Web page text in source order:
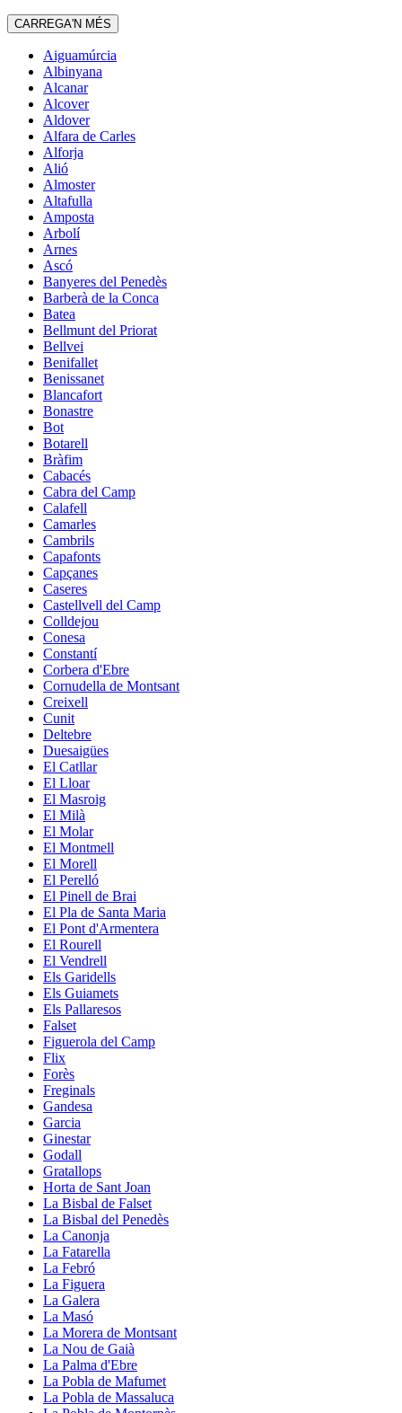
CARREGA'N MÉS
Aiguamúrcia
Albinyana
Alcanar
Alcover
Aldover
Alfara de Carles
Alforja
Alió
Almoster
Altafulla
Amposta
Arbolí
Arnes
Ascó
Banyeres del Penedès
Barberà de la Conca
Batea
Bellmunt del Priorat
Bellvei
Benifallet
Benissanet
Blancafort
Bonastre
Bot
Botarell
Bràfim
Cabacés
Cabra del Camp
Calafell
Camarles
Cambrils
Capafonts
Capçanes
Caseres
Castellvell del Camp
Colldejou
Conesa
Constantí
Corbera d'Ebre
Cornudella de Montsant
Creixell
Cunit
Deltebre
Duesaigües
El Catllar
El Lloar
El Masroig
El Milà
El Molar
El Montmell
El Morell
El Perelló
El Pinell de Brai
El Pla de Santa Maria
El Pont d'Armentera
El Rourell
El Vendrell
Els Garidells
Els Guiamets
Els Pallaresos
Falset
Figuerola del Camp
Flix
Forès
Freginals
Gandesa
Garcia
Ginestar
Godall
Gratallops
Horta de Sant Joan
La Bisbal de Falset
La Bisbal del Penedès
La Canonja
La Fatarella
La Febró
La Figuera
La Galera
La Masó
La Morera de Montsant
La Nou de Gaià
La Palma d'Ebre
La Pobla de Mafumet
La Pobla de Massaluca